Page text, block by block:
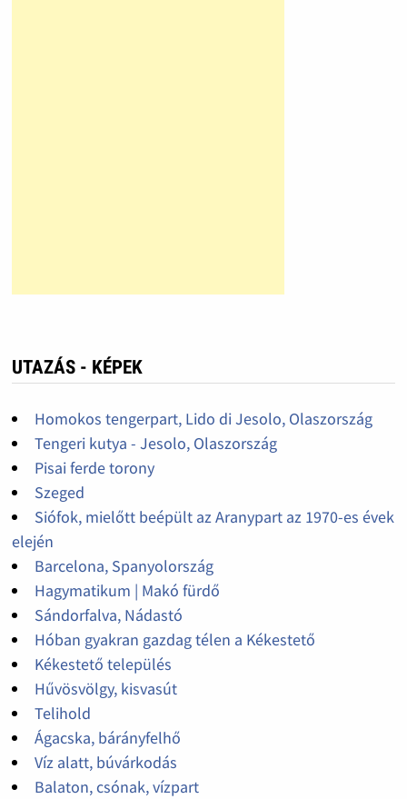
UTAZÁS - KÉPEK
Homokos tengerpart, Lido di Jesolo, Olaszország
Tengeri kutya - Jesolo, Olaszország
Pisai ferde torony
Szeged
Siófok, mielőtt beépült az Aranypart az 1970-es évek
elején
Barcelona, Spanyolország
Hagymatikum | Makó fürdő
Sándorfalva, Nádastó
Hóban gyakran gazdag télen a Kékestető
Kékestető település
Hűvösvölgy, kisvasút
Telihold
Ágacska, bárányfelhő
Víz alatt, búvárkodás
Balaton, csónak, vízpart